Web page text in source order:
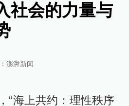
社会的力量与
澎湃新闻
“海上共约：理性秩序